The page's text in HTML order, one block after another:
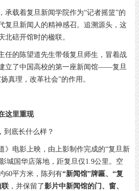
承载着复旦新闻学院作为“记者摇篮”的
复旦新闻人的精神感召。追溯源头，这
北碚开馆时的楹联。
任的陈望道先生带领复旦师生，冒着战
立了中国高校的第一座新闻馆——复旦
真理，改革社会”的作用。
这里重现
到底长什么样？
》电影上映，由上影制作完成的“复旦新
城国华店落地，距复旦仅1.9公里。空
60平方米，陈列有“新闻馆”牌匾、“复
联 ，并保留了影片中新闻馆的门、窗、